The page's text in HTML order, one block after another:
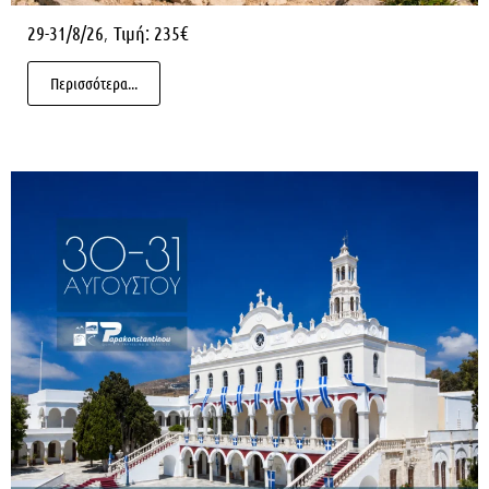
29-31/8/26, Τιμή: 235€
Περισσότερα...